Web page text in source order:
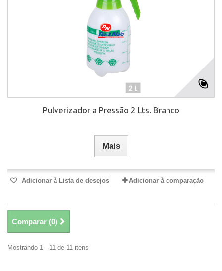
Pulverizador a Pressão 2 Lts. Branco
Mais
Adicionar à Lista de desejos Adicionar à comparação
Comparar (0)
Mostrando 1 - 11 de 11 itens